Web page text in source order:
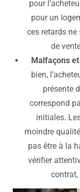
pour
pour un
ces retards ne
de
Malfaçons
bien,
présente
correspond
initiales.
moindre
pas être à la
vérifier